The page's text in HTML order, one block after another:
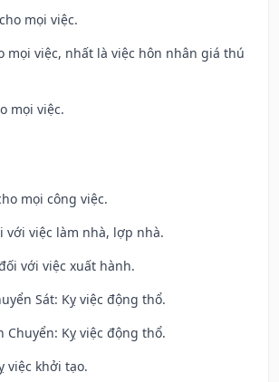
mọi việc.
mọi việc, nhất là việc hôn nhân giá thú
mọi việc.
mọi công việc.
với việc làm nhà, lợp nhà.
với việc xuất hành.
Sát: Kỵ việc động thổ.
Chuyển: Kỵ việc động thổ.
việc khởi tạo.